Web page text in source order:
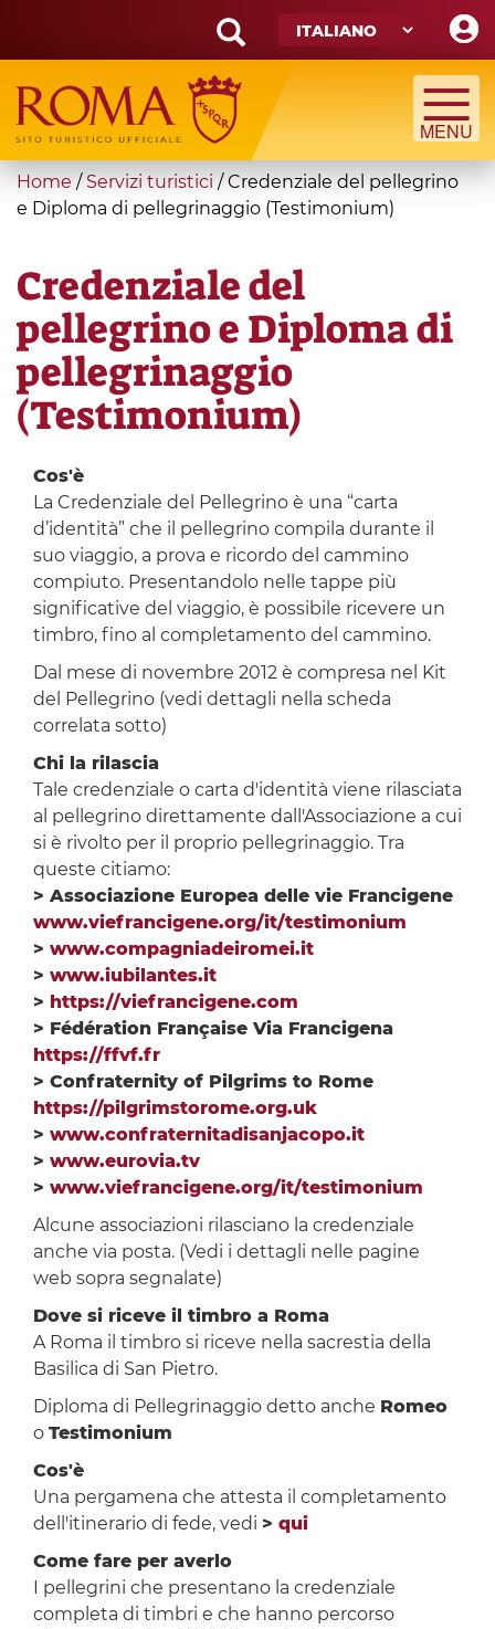
main
content
Search
form
Cerca
You
are
Home / Servizi turistici /Credenziale del pellegrino
e Diploma di pellegrinaggio (Testimonium)
Credenziale del
pellegrino e Diploma di
pellegrinaggio
(Testimonium)
Cos'è
La Credenziale del Pellegrino è una “carta
d’identità” che il pellegrino compila durante il
suo viaggio, a prova e ricordo del cammino
compiuto. Presentandolo nelle tappe più
significative del viaggio, è possibile ricevere un
timbro, fino al completamento del cammino.
Dal mese di novembre 2012 è compresa nel Kit
del Pellegrino (vedi dettagli nella scheda
correlata sotto)
Chi la rilascia
Tale credenziale o carta d'identità viene rilasciata
al pellegrino direttamente dall'Associazione a cui
si è rivolto per il proprio pellegrinaggio. Tra
queste citiamo:
> Associazione Europea delle vie Francigene
www.viefrancigene.org/it/testimonium
> www.compagniadeiromei.it
> www.iubilantes.it
> https://viefrancigene.com
> Fédération Française Via Francigena
https://ffvf.fr
> Confraternity of Pilgrims to Rome
https://pilgrimstorome.org.uk
> www.confraternitadisanjacopo.it
> www.eurovia.tv
> www.viefrancigene.org/it/testimonium
Alcune associazioni rilasciano la credenziale
anche via posta. (Vedi i dettagli nelle pagine
web sopra segnalate)
Dove si riceve il timbro a Roma
A Roma il timbro si riceve nella sacrestia della
Basilica di San Pietro.
Diploma di Pellegrinaggio detto anche Romeo
o Testimonium
Cos'è
Una pergamena che attesta il completamento
dell'itinerario di fede, vedi > qui
Come fare per averlo
I pellegrini che presentano la credenziale
completa di timbri e che hanno percorso